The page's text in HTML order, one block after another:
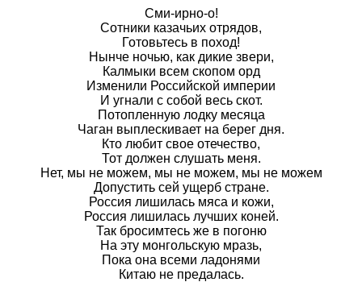
Сми-ирно-о!
Сотники казачьих отрядов,
Готовьтесь в поход!
Нынче ночью, как дикие звери,
Калмыки всем скопом орд
Изменили Российской империи
И угнали с собой весь скот.
Потопленную лодку месяца
Чаган выплескивает на берег дня.
Кто любит свое отечество,
Тот должен слушать меня.
Нет, мы не можем, мы не можем, мы не можем
Допустить сей ущерб стране.
Россия лишилась мяса и кожи,
Россия лишилась лучших коней.
Так бросимтесь же в погоню
На эту монгольскую мразь,
Пока она всеми ладонями
Китаю не предалась.